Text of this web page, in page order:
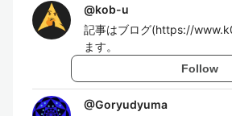
@kob-u
記事はブログ(https://
ます。
Follow
@Goryudyuma